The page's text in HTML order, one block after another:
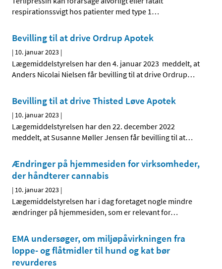
respirationssvigt hos patienter med type 1…
Bevilling til at drive Ordrup Apotek
| 10. januar 2023 |
Lægemiddelstyrelsen har den 4. januar 2023 meddelt, at
Anders Nicolai Nielsen får bevilling til at drive Ordrup…
Bevilling til at drive Thisted Løve Apotek
| 10. januar 2023 |
Lægemiddelstyrelsen har den 22. december 2022
meddelt, at Susanne Møller Jensen får bevilling til at…
Ændringer på hjemmesiden for virksomheder,
der håndterer cannabis
| 10. januar 2023 |
Lægemiddelstyrelsen har i dag foretaget nogle mindre
ændringer på hjemmesiden, som er relevant for…
EMA undersøger, om miljøpåvirkningen fra
loppe- og flåtmidler til hund og kat bør
revurderes